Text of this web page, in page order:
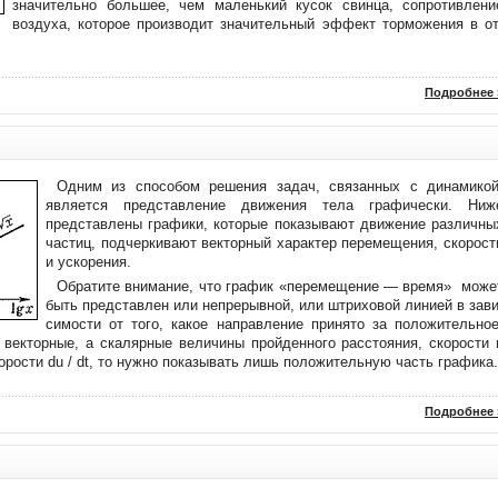
значительно большее, чем маленький кусок свинца,
воздуха, которое производит зна­чительный эффект торможения в
Подробнее
Одним из способом решения за­дач, связанных с
является представление движения тела графи­чески.
представлены графики, кото­рые показывают движение
частиц, подчеркивают векторный ха­рактер перемещения,
и уско­рения.
Обратите внимание, что график «перемещение — время»
быть представлен или непре­рывной, или штриховой линией в
симости от того, какое направление принято за
а скалярные величины пройденного расстояния, скорости
du / dt, то нужно показывать лишь положительную часть графика.
Подробнее